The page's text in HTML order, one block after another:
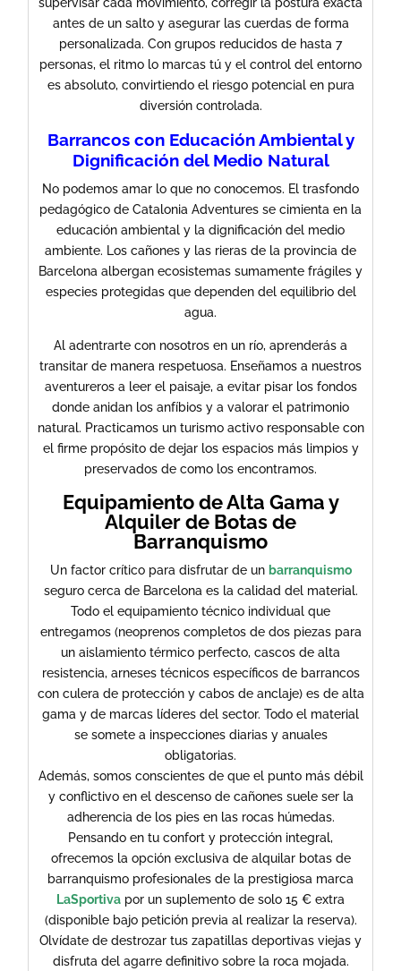
antes de un salto y asegurar las cuerdas de forma
personalizada. Con grupos reducidos de hasta 7
personas, el ritmo lo marcas tú y el control del entorno
es absoluto, convirtiendo el riesgo potencial en pura
diversión controlada.
Barrancos con ​Educación Ambiental y
Dignificación del Medio Natural
​No podemos amar lo que no conocemos. El trasfondo
pedagógico de Catalonia Adventures se cimienta en la
educación ambiental y la dignificación del medio
ambiente. Los cañones y las rieras de la provincia de
Barcelona albergan ecosistemas sumamente frágiles y
especies protegidas que dependen del equilibrio del
agua.
​Al adentrarte con nosotros en un río, aprenderás a
transitar de manera respetuosa. Enseñamos a nuestros
aventureros a leer el paisaje, a evitar pisar los fondos
donde anidan los anfíbios y a valorar el patrimonio
natural. Practicamos un turismo activo responsable con
el firme propósito de dejar los espacios más limpios y
preservados de como los encontramos.
​Equipamiento de Alta Gama y
Alquiler de Botas de
Barranquismo
Un factor crítico para disfrutar de un barranquismo
seguro cerca de Barcelona es la calidad del material.
Todo el equipamiento técnico individual que
entregamos (neoprenos completos de dos piezas para
un aislamiento térmico perfecto, cascos de alta
resistencia, arneses técnicos específicos de barrancos
con culera de protección y cabos de anclaje) es de alta
gama y de marcas líderes del sector. Todo el material
se somete a inspecciones diarias y anuales
obligatorias.
​Además, somos conscientes de que el punto más débil
y conflictivo en el descenso de cañones suele ser la
adherencia de los pies en las rocas húmedas.
Pensando en tu confort y protección integral,
ofrecemos la opción exclusiva de alquilar botas de
barranquismo profesionales de la prestigiosa marca
LaSportiva por un suplemento de solo 15 € extra
(disponible bajo petición previa al realizar la reserva).
Olvídate de destrozar tus zapatillas deportivas viejas y
disfruta del agarre definitivo sobre la roca mojada.